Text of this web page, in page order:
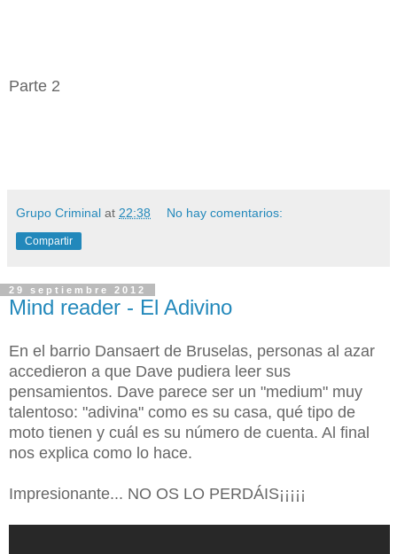
Parte 2
Grupo Criminal at 22:38 No hay comentarios:
Compartir
29 septiembre 2012
Mind reader - El Adivino
En el barrio Dansaert de Bruselas, personas al azar
accedieron a que Dave pudiera leer sus
pensamientos. Dave parece ser un "medium" muy
talentoso: "adivina" como es su casa, qué tipo de
moto tienen y cuál es su número de cuenta. Al final
nos explica como lo hace.
Impresionante... NO OS LO PERDÁIS¡¡¡¡¡